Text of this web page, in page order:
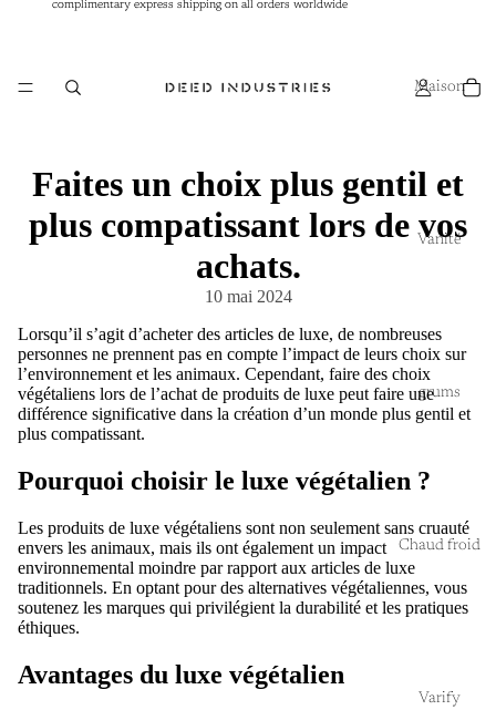
complimentary express shipping on all orders worldwide
complimentary express shipping on all orders worldwide
Maison
Vanité
grums
Chaud froid
Varify
Faites un choix plus gentil et
plus compatissant lors de vos
achats.
10 mai 2024
Lorsqu’il s’agit d’acheter des articles de luxe, de nombreuses
personnes ne prennent pas en compte l’impact de leurs choix sur
l’environnement et les animaux. Cependant, faire des choix
végétaliens lors de l’achat de produits de luxe peut faire une
différence significative dans la création d’un monde plus gentil et
plus compatissant.
Pourquoi choisir le luxe végétalien ?
Les produits de luxe végétaliens sont non seulement sans cruauté
envers les animaux, mais ils ont également un impact
environnemental moindre par rapport aux articles de luxe
traditionnels. En optant pour des alternatives végétaliennes, vous
soutenez les marques qui privilégient la durabilité et les pratiques
éthiques.
Avantages du luxe végétalien